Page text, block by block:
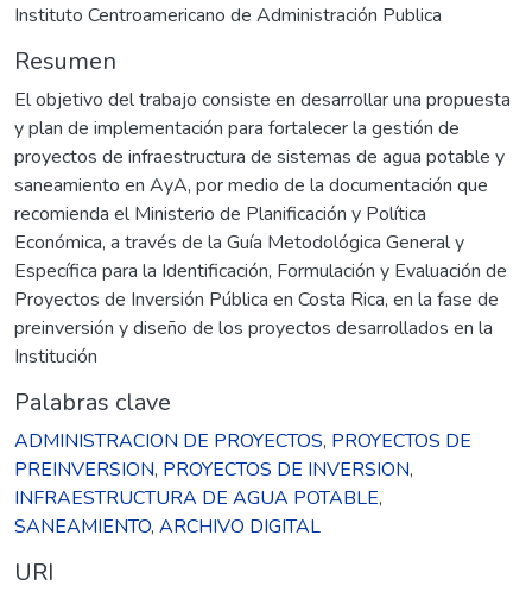
Instituto Centroamericano de Administración Publica
Resumen
El objetivo del trabajo consiste en desarrollar una propuesta
y plan de implementación para fortalecer la gestión de
proyectos de infraestructura de sistemas de agua potable y
saneamiento en AyA, por medio de la documentación que
recomienda el Ministerio de Planificación y Política
Económica, a través de la Guía Metodológica General y
Específica para la Identificación, Formulación y Evaluación de
Proyectos de Inversión Pública en Costa Rica, en la fase de
preinversión y diseño de los proyectos desarrollados en la
Institución
Palabras clave
ADMINISTRACION DE PROYECTOS, PROYECTOS DE
PREINVERSION, PROYECTOS DE INVERSION,
INFRAESTRUCTURA DE AGUA POTABLE,
SANEAMIENTO, ARCHIVO DIGITAL
URI